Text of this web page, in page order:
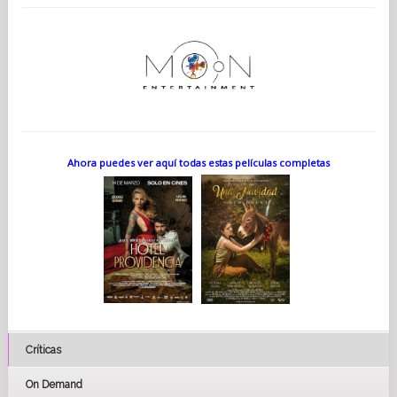
entre las que destacan sobre todo Orson Welles en el papel de
Charles Foster Kane, entre otros muchos en la historia del cine
(incluido el no tan conocido Sr. Arkadin de Welles, un
cuestionable. Se trata de hombres en ocasiones detestables,
aunque a veces redimibles e incluso a menudo heroicos. Por
el momento, queda por ver cómo acabará siendo el propio
«El origen de la historia fue intentar inventar algo sobre esos
magnates europeos de los 50, como Onassis o Niarchos», nos
cuenta Anderson. «También había leído sobre Árpád Plesch y
Calouste Gulbenkian, o Gianni Agnelli incluso».
Lo que comienza como la historia de un héroe solitario muy
pronto se presenta como algo con muchos más matices y
profundo. Enseguida conocemos a Liesl y queda claro al
personas, con sendas independientes, aunque completamente
entrelazadas. En términos más sencillos, se trata de la historia
de la relación recién descubierta entre un padre y una hija.
«Zsa-zsa decide que, desde un punto de vista estratégico,
Ahora puedes ver aquí todas estas películas completas
Críticas
On Demand